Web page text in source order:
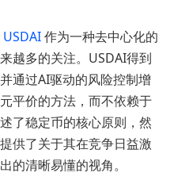
USDAI作为一种去中心化的
越多的关注。USDAI得到
通过AI驱动的风险控制增
平价的方法，而不依赖于
了稳定币的核心原则，然
供了关于其在竞争日益激
的清晰易懂的视角。